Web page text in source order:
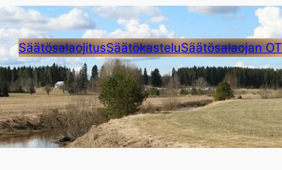
SäätösalaojitusSäätökasteluSäätösalaojan OT